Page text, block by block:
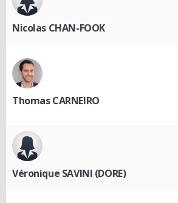
Nicolas CHAN-FOOK
Thomas CARNEIRO
Véronique SAVINI (DORE)